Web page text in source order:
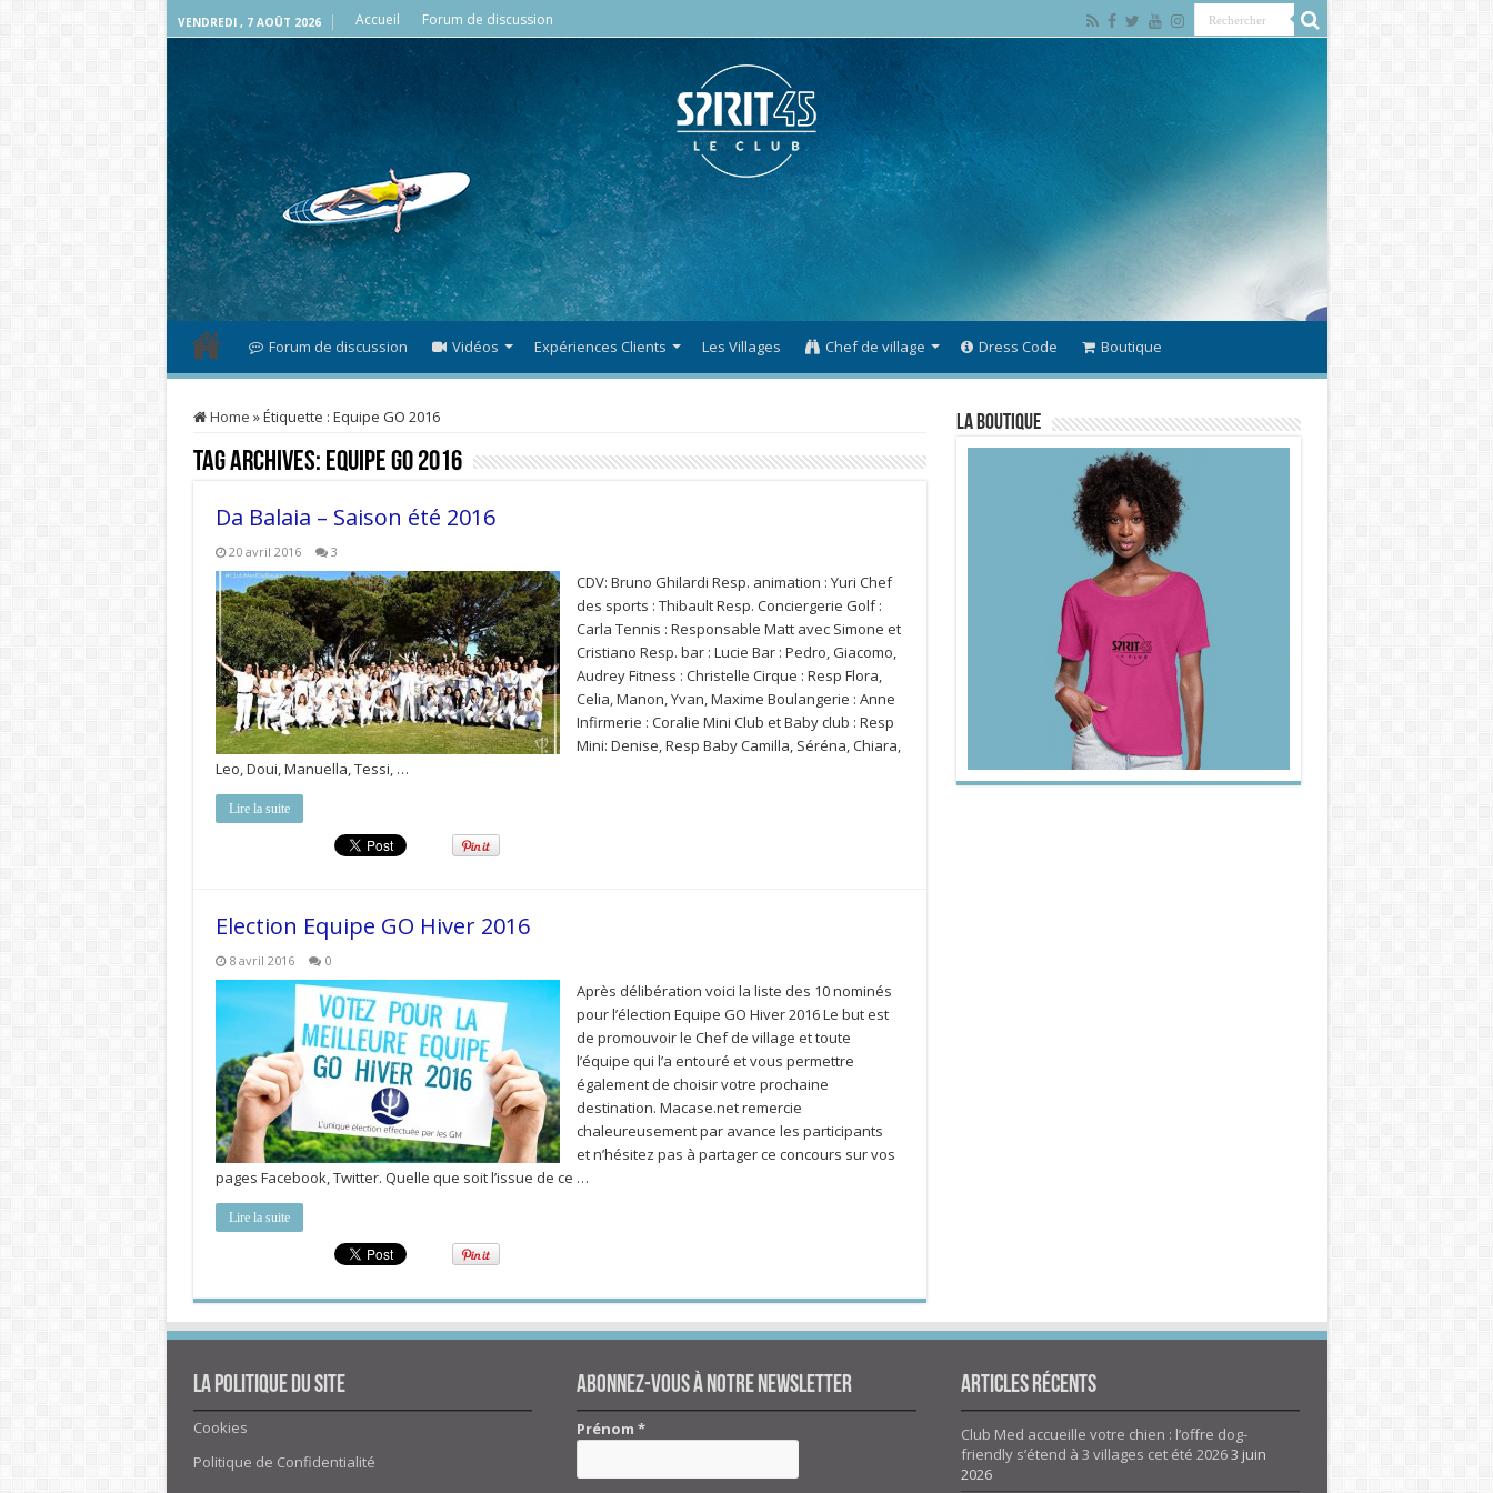
VENDREDI , 7 AOÛT 2026 Accueil Forum de discussion
Forum de discussion Vidéos Expériences Clients Les Villages Chef de village Dress Code Boutique
Home »Étiquette : Equipe GO 2016
Tag Archives: Equipe GO 2016
Da Balaia – Saison été 2016
20 avril 2016 3
CDV: Bruno Ghilardi Resp. animation : Yuri Chef
des sports : Thibault Resp. Conciergerie Golf :
Carla Tennis : Responsable Matt avec Simone et
Cristiano Resp. bar : Lucie Bar : Pedro, Giacomo,
Audrey Fitness : Christelle Cirque : Resp Flora,
Celia, Manon, Yvan, Maxime Boulangerie : Anne
Infirmerie : Coralie Mini Club et Baby club : Resp
Mini: Denise, Resp Baby Camilla, Séréna, Chiara,
Leo, Doui, Manuella, Tessi, …
Lire la suite
Election Equipe GO Hiver 2016
8 avril 2016 0
Après délibération voici la liste des 10 nominés
pour l’élection Equipe GO Hiver 2016 Le but est
de promouvoir le Chef de village et toute
l’équipe qui l’a entouré et vous permettre
également de choisir votre prochaine
destination. Macase.net remercie
chaleureusement par avance les participants
et n’hésitez pas à partager ce concours sur vos
pages Facebook, Twitter. Quelle que soit l’issue de ce …
Lire la suite
La Boutique
La politique du site
Cookies
Politique de Confidentialité
Abonnez-vous à notre newsletter
Prénom*
Articles Récents
Club Med accueille votre chien : l’offre dog-
friendly s’étend à 3 villages cet été 20263 juin
2026